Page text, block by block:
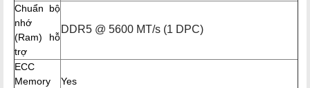
Chuẩn bộ
nhớ
(Ram) hỗ
trợ
DDR5 @ 5600 MT/s (1 DPC)
ECC
Memory
Yes